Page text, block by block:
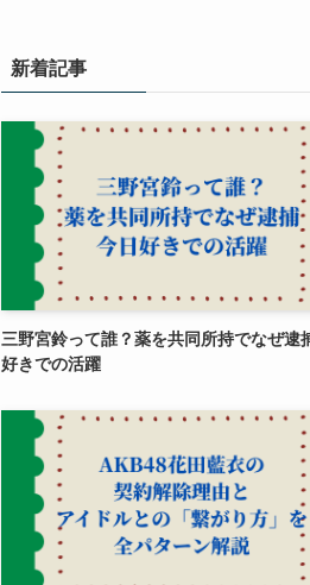
新着記事
三野宮鈴って誰？薬を共同所持でなぜ逮
好きでの活躍